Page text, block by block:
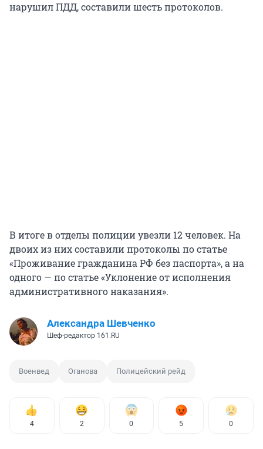
нарушил ПДД, составили шесть протоколов.
В итоге в отделы полиции увезли 12 человек. На
двоих из них составили протоколы по статье
«Проживание гражданина РФ без паспорта», а на
одного — по статье «Уклонение от исполнения
административного наказания».
Александра Шевченко
Шеф-редактор 161.RU
Военвед Оганова Полицейский рейд
4 2 0 5 0